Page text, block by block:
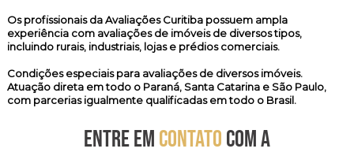
Os profissionais da Avaliações Curitiba possuem ampla
experiência com avaliações de imóveis de diversos tipos,
incluindo rurais, industriais, lojas e prédios comerciais.
Condições especiais para avaliações de diversos imóveis.
Atuação direta em todo o Paraná, Santa Catarina e São Paulo,
com parcerias igualmente qualificadas em todo o Brasil.
ENTRE EM CONTATO COM A